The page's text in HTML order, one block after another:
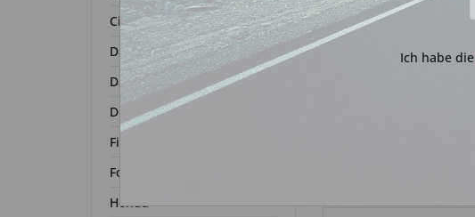
Citroën
Dacia
Daihatsu
Dodge
Fiat
Ford
Honda
Autoschlüssel nicht
Ich habe die